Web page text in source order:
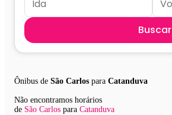
Buscar
Ônibus de São Carlos para Catanduva
Não encontramos horários
de São Carlos para Catanduva